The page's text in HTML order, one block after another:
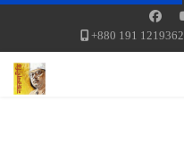
+880 191 1219362